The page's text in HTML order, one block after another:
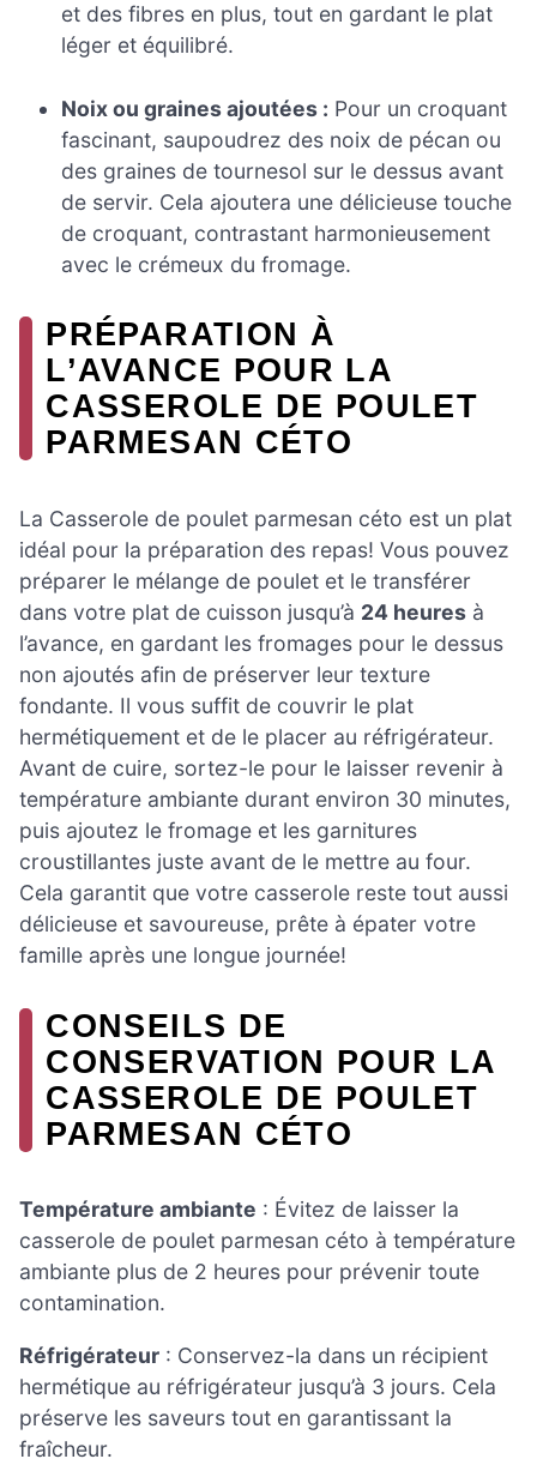
et des fibres en plus, tout en gardant le plat
léger et équilibré.
Noix ou graines ajoutées : Pour un croquant
fascinant, saupoudrez des noix de pécan ou
des graines de tournesol sur le dessus avant
de servir. Cela ajoutera une délicieuse touche
de croquant, contrastant harmonieusement
avec le crémeux du fromage.
PRÉPARATION À
L’AVANCE POUR LA
CASSEROLE DE POULET
PARMESAN CÉTO
La Casserole de poulet parmesan céto est un plat
idéal pour la préparation des repas! Vous pouvez
préparer le mélange de poulet et le transférer
dans votre plat de cuisson jusqu’à 24 heures à
l’avance, en gardant les fromages pour le dessus
non ajoutés afin de préserver leur texture
fondante. Il vous suffit de couvrir le plat
hermétiquement et de le placer au réfrigérateur.
Avant de cuire, sortez-le pour le laisser revenir à
température ambiante durant environ 30 minutes,
puis ajoutez le fromage et les garnitures
croustillantes juste avant de le mettre au four.
Cela garantit que votre casserole reste tout aussi
délicieuse et savoureuse, prête à épater votre
famille après une longue journée!
CONSEILS DE
CONSERVATION POUR LA
CASSEROLE DE POULET
PARMESAN CÉTO
Température ambiante : Évitez de laisser la
casserole de poulet parmesan céto à température
ambiante plus de 2 heures pour prévenir toute
contamination.
Réfrigérateur : Conservez-la dans un récipient
hermétique au réfrigérateur jusqu’à 3 jours. Cela
préserve les saveurs tout en garantissant la
fraîcheur.